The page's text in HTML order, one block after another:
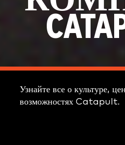
Узнайте все о культуре,
возможностях Catapult.